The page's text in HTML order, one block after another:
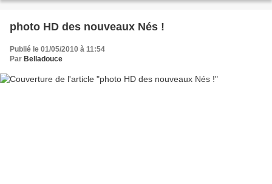
photo HD des nouveaux Nés !
Publié le 01/05/2010 à 11:54
Par Belladouce